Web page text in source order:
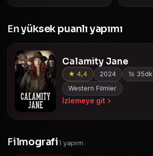
En yüksek puanlı yapımı
Calamity Jane
★ 4,4 2024
1s 35dk
Western Filmler
İzlemeye git
Filmografi1 yapım